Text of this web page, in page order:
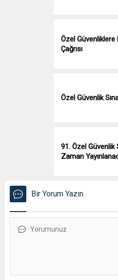
Özel
Çağrısı
Özel Güvenlik
91. Özel Güvenlik
Zaman
Bir Yorum Yazın